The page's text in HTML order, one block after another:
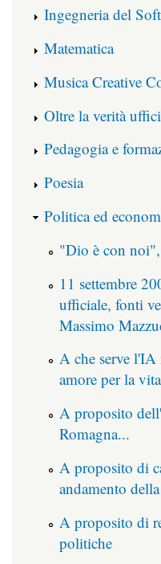
Ingegneria del
Matematica
Musica Creative
Oltre la verità
Pedagogia e
Poesia
Politica ed
"Dio è con
11 settembre
ufficiale, fonti
Massimo
A che serve
amore per la
A proposito
Romagna...
A proposito di
andamento
A proposito di
politiche